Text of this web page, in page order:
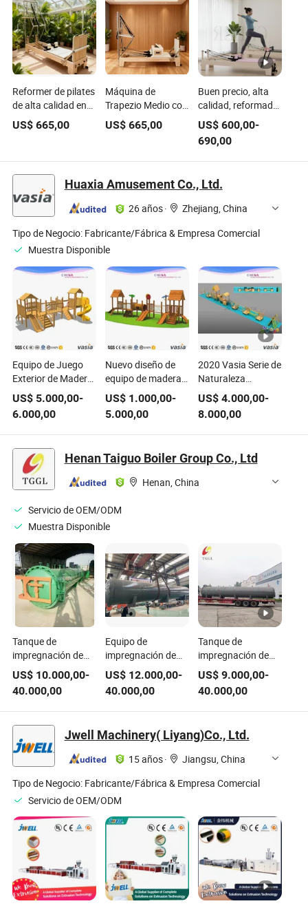
Reformer de pilates
de alta calidad en
madera de roble
con torre de medio
estudio duradero y
cómodo para el
entrenamiento del
cuerpo
US$665,00
Máquina de
Trapezio Medio con
Torre de
Reformador de
de Roble para
Yoga en Casa
Equipos de Estudio
Precio al por Mayor
US$ 665,00
Buen precio, alta
calidad, reformador
de pilates de
madera de arce,
máquina de
reformador de
gimnasio, equipo
de fitness para
ejercicio en casa y
comercial
US$ 600,00-
690,00
Huaxia Amusement Co., Ltd.
26 años·
Zhejiang, China
Tipo de Negocio: Fabricante/Fábrica & Empresa Comercial
Muestra Disponible
Equipo de Juego
Exterior de Madera
para Niños
US$ 5.000,00-
6.000,00
Nuevo diseño de
equipo de madera
para exteriores
para parque Vs2-
6108b
US$ 1.000,00-
5.000,00
2020 Vasia Serie de
Naturaleza
Tobogán Exterior
Equipo de Madera
para Parque
Infantil
US$ 4.000,00-
8.000,00
Henan Taiguo Boiler Group Co., Ltd
Henan, China
Servicio de OEM/ODM
Muestra Disponible
Tanque de
impregnación de
madera equipo de
preservación
presurizado
US$ 10.000,00-
40.000,00
Equipo de
impregnación de
madera a alta
presión totalmente
automático, alta
tasa de
US$ 12.000,00-
40.000,00
Tanque de
impregnación de
madera equipo de
procesamiento por
lotes de madera a
gran escala
US$ 9.000,00-
40.000,00
Jwell Machinery( Liyang)Co., Ltd.
15 años·
Jiangsu, China
Tipo de Negocio: Fabricante/Fábrica & Empresa Comercial
Servicio de OEM/ODM